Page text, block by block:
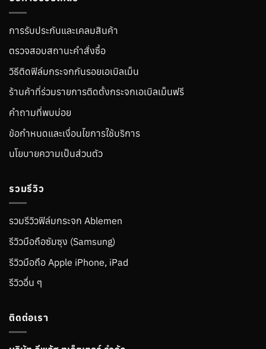
การรับประกันและเคลมสินค้า
ตรวจสอบสถานะคำสั่งซื้อ
วิธีติดฟิล์มกระจกกันรอยเอเบิลเม็น
ร้านค้าที่ร่วมรายการติดตั้งกระจกเอเบิลเม็นฟรี
คำถามที่พบบ่อย
ข้อกำหนดและเงื่อนไขการใช้บริการ
นโยบายความเป็นส่วนตัว
รวมรีวิว
รวมรีวิวฟิล์มกระจก Ablemen
รีวิวมือถือซัมซุง (Samsung)
รีวิวมือถือ Apple iPhone, iPad
รีวิวอื่น ๆ
ติดต่อเรา